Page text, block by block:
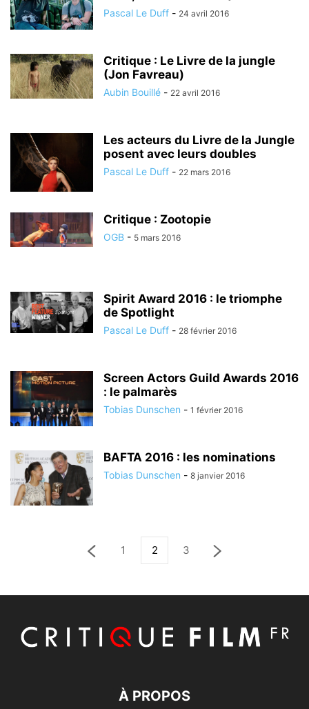
Pascal Le Duff - 24 avril 2016
Critique : Le Livre de la jungle
(Jon Favreau)
Aubin Bouillé - 22 avril 2016
Les acteurs du Livre de la Jungle
posent avec leurs doubles
Pascal Le Duff - 22 mars 2016
Critique : Zootopie
OGB - 5 mars 2016
Spirit Award 2016 : le triomphe
de Spotlight
Pascal Le Duff - 28 février 2016
Screen Actors Guild Awards 2016
: le palmarès
Tobias Dunschen - 1 février 2016
BAFTA 2016 : les nominations
Tobias Dunschen - 8 janvier 2016
1 2 3
À PROPOS